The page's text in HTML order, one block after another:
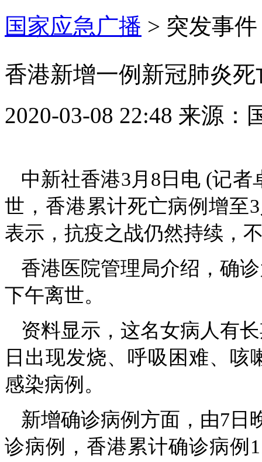
国家应急广播 > 突发事件
香港新增一例新冠肺炎死
2020-03-08 22:48 来源：
中新社香港3月8日电 (记
世，香港累计死亡病例增至
表示，抗疫之战仍然持续，
香港医院管理局介绍，确
下午离世。
资料显示，这名女病人有
日出现发烧、呼吸困难、咳
感染病例。
新增确诊病例方面，由7日
诊病例，香港累计确诊病例